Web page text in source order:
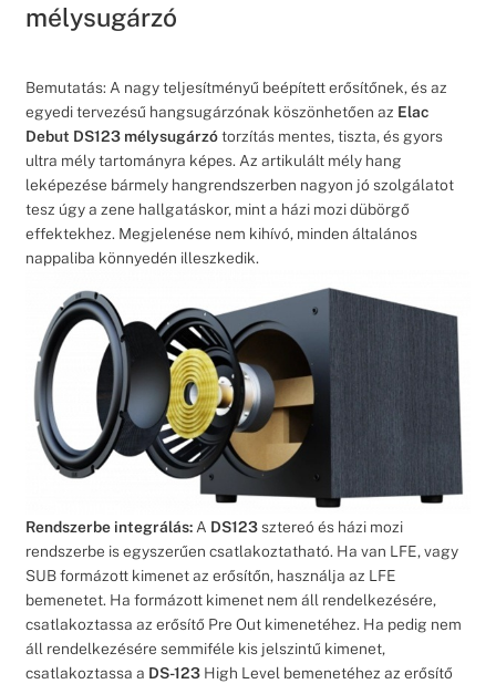
mélysugárzó
Bemutatás: A nagy teljesítményű beépített erősítőnek, és az
egyedi tervezésű hangsugárzónak köszönhetően az Elac
Debut DS123 mélysugárzótorzítás mentes, tiszta, és gyors
ultra mély tartományra képes. Az artikulált mély hang
leképezése bármely hangrendszerben nagyon jó szolgálatot
tesz úgy a zene hallgatáskor, mint a házi mozi dübörgő
effektekhez. Megjelenése nem kihívó, minden általános
nappaliba könnyedén illeszkedik.
Rendszerbe integrálás:A DS123sztereó és házi mozi
rendszerbe is egyszerűen csatlakoztatható. Ha van LFE, vagy
SUB formázott kimenet az erősítőn, használja az LFE
bemenetet. Ha formázott kimenet nem áll rendelkezésére,
csatlakoztassa az erősítő Pre Out kimenetéhez. Ha pedig nem
áll rendelkezésére semmiféle kis jelszintű kimenet,
csatlakoztassa a DS-123High Level bemenetéhez az erősítő